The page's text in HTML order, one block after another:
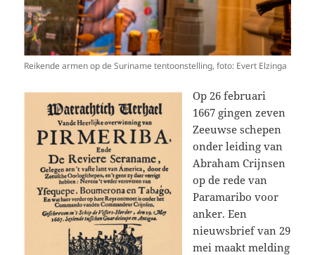
Reikende armen op de Suriname tentoonstelling, foto: Evert Elzinga
Op 26 februari
1667 gingen zeven
Zeeuwse schepen
onder leiding van
Abraham Crijnsen
op de rede van
Paramaribo voor
anker. Een
nieuwsbrief van 29
mei maakt melding